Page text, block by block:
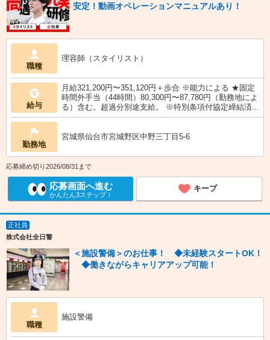
安定！動画オペレーションマニュアルあり！
職種
理容師（スタイリスト）
給与
月給321,200円〜351,120円＋歩合 ※能力による ★固定
時間外手当（44時間）80,300円〜87,780円（勤務地によ
る）含む。超過分別途支給。 ※特別条項付協定締結済...
勤務地
宮城県仙台市宮城野区中野三丁目5-6
応募締め切り2026/08/31まで
応募画面へ進む
かんたん3ステップ！
キープ
正社員
株式会社全日警
＜施設警備＞のお仕事！ ◆未経験スタートOK！
◆働きながらキャリアアップ可能！
職種
施設警備